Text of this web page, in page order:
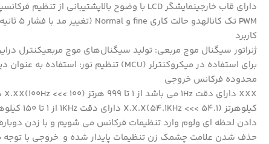
PWM تک کانالهدو حالت کاری fine و Normal (تغییر مد با فشار 5 ثانیه ای ولوم)پشتیبانی از عملکرد قفل برای دکمه‌ها جهت جلوگیری از عملکرد اشتباه
کاربرد
ژنراتور سیگنال موج مربعی: تولید سیگنال‌های موج مربعیکنترل
برای استفاده در میکروکنترلر (MCU) تنظیم نور: استفاده به عنوان دیمر برای تنظیم شدت نور کنترل سرعت: استفاده به عنوان تنظیم‌کننده سرعت انواع موتور ها
محدوده فرکانس خروجی